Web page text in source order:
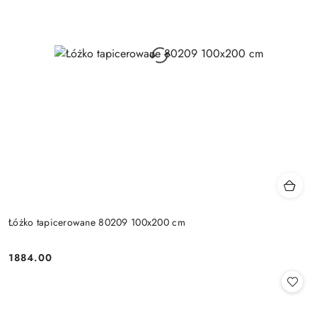
Łóżko tapicerowane 80209 100x200 cm
Cena:
1884.00